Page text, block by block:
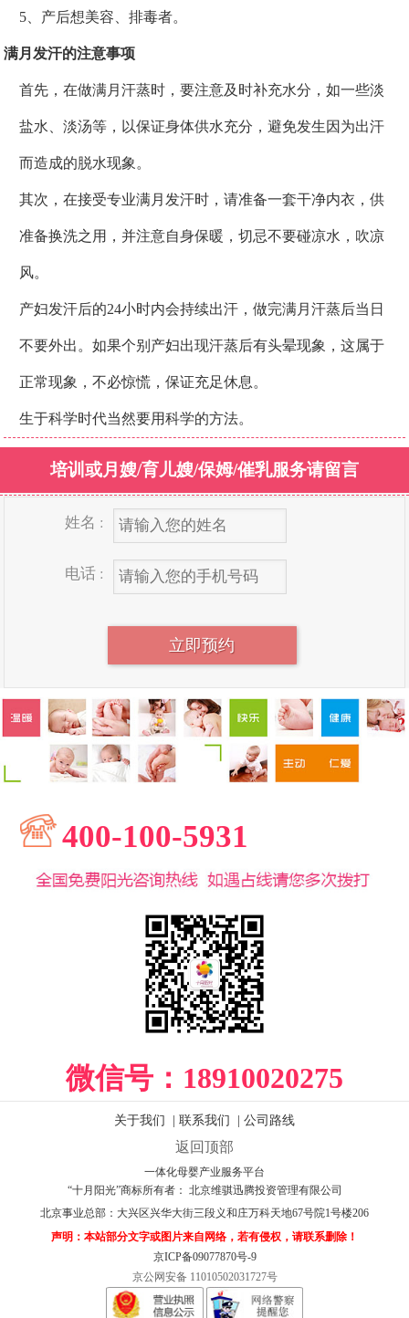
5、产后想美容、排毒者。
满月发汗的注意事项
首先，在做满月汗蒸时，要注意及时补充水分，如一些淡
盐水、淡汤等，以保证身体供水充分，避免发生因为出汗
而造成的脱水现象。
其次，在接受专业满月发汗时，请准备一套干净内衣，供
准备换洗之用，并注意自身保暖，切忌不要碰凉水，吹凉
风。
产妇发汗后的24小时内会持续出汗，做完满月汗蒸后当日
不要外出。如果个别产妇出现汗蒸后有头晕现象，这属于
正常现象，不必惊慌，保证充足休息。
生于科学时代当然要用科学的方法。
培训或月嫂/育儿嫂/保姆/催乳服务请留言
姓名 :
电话 :
400-100-5931
微信号： 18910020275
关于我们 联系我们 公司路线
返回顶部
一体化母婴产业服务平台
“十月阳光”商标所有者： 北京维骐迅腾投资管理有限公司
北京事业总部： 大兴区兴华大街三段义和庄万科天地67号院1号楼206
声明：本站部分文字或图片来自网络，若有侵权，请联系删除！
京ICP备09077870号-9
京公网安备 11010502031727号